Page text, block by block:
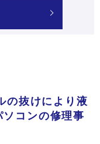
の抜けにより液
コンの修理事